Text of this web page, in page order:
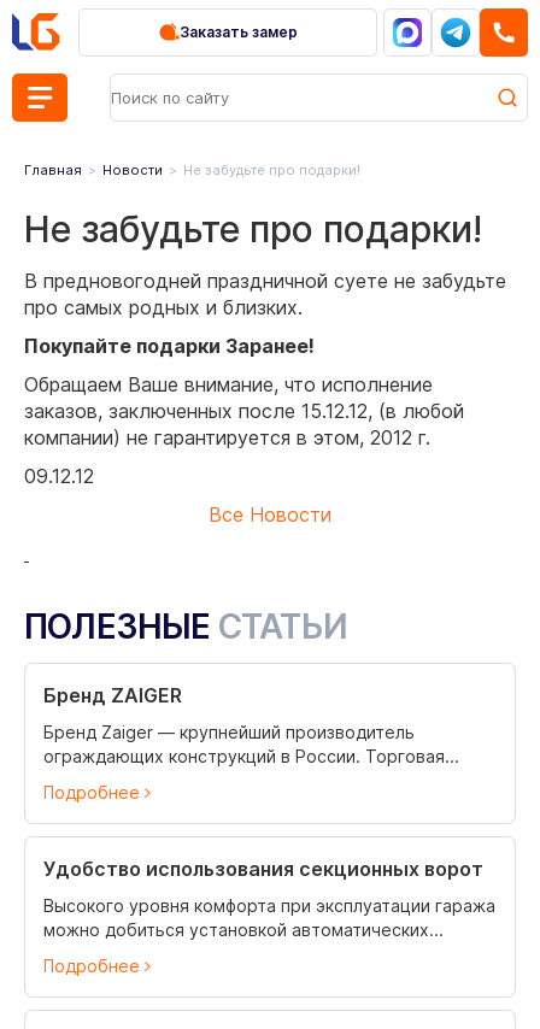
Заказать замер
Главная Новости Не забудьте про подарки!
Не забудьте про подарки!
В предновогодней праздничной суете не забудьте
про самых родных и близких.
Покупайте подарки Заранее!
Обращаем Ваше внимание, что исполнение
заказов, заключенных после 15.12.12, (в любой
компании) не гарантируется в этом, 2012 г.
09.12.12
Все Новости
ПОЛЕЗНЫЕ СТАТЬИ
Бренд ZAIGER
Бренд Zaiger — крупнейший производитель
ограждающих конструкций в России. Торговая...
Подробнее
Удобство использования секционных ворот
Высокого уровня комфорта при эксплуатации гаража
можно добиться установкой автоматических...
Подробнее